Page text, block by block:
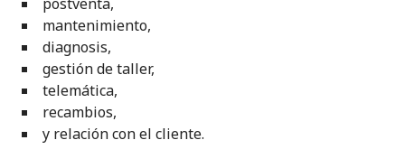
mantenimiento,
diagnosis,
gestión de taller,
telemática,
recambios,
y relación con el cliente.